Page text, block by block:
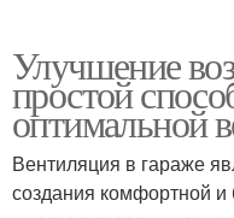
Улучшение
простой
оптимальной
Вентиляция в гараже
создания комфортной